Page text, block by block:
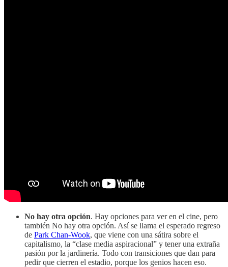
No hay otra opción. Hay opciones para ver en el cine, pero
también No hay otra opción. Así se llama el esperado regreso
de Park Chan-Wook, que viene con una sátira sobre el
capitalismo, la “clase media aspiracional” y tener una extraña
pasión por la jardinería. Todo con transiciones que dan para
pedir que cierren el estadio, porque los genios hacen eso.